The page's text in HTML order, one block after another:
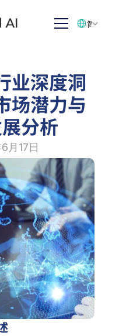
业深度洞
场潜力与
分析
月17日
简体中文